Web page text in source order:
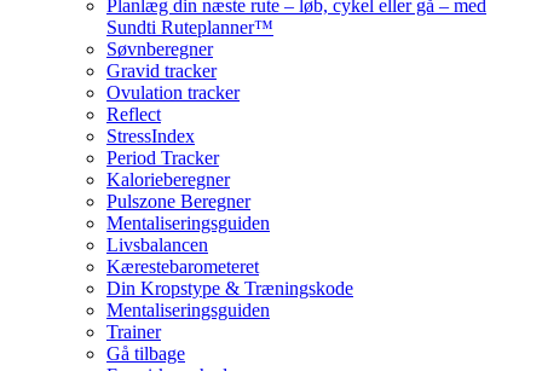
Planlæg din næste rute – løb, cykel eller gå – med
Sundti Ruteplanner™
Søvnberegner
Gravid tracker
Ovulation tracker
Reflect
StressIndex
Period Tracker
Kalorieberegner
Pulszone Beregner
Mentaliseringsguiden
Livsbalancen
Kærestebarometeret
Din Kropstype & Træningskode
Mentaliseringsguiden
Trainer
Gå tilbage